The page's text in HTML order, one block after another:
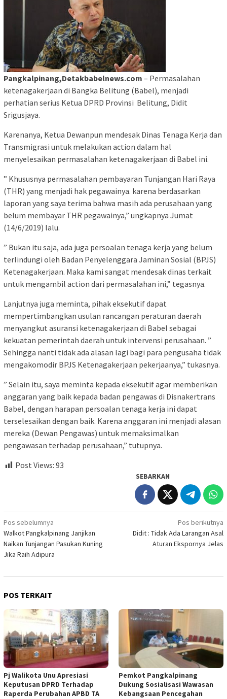
Pangkalpinang,Detakbabelnews.com – Permasalahan
ketenagakerjaan di Bangka Belitung (Babel), menjadi
perhatian serius Ketua DPRD Provinsi Belitung, Didit
Srigusjaya.
Karenanya, Ketua Dewanpun mendesak Dinas Tenaga Kerja dan
Transmigrasi untuk melakukan action dalam hal
menyelesaikan permasalahan ketenagakerjaan di Babel ini.
” Khususnya permasalahan pembayaran Tunjangan Hari Raya
(THR) yang menjadi hak pegawainya. karena berdasarkan
laporan yang saya terima bahwa masih ada perusahaan yang
belum membayar THR pegawainya,” ungkapnya Jumat
(14/6/2019) lalu.
” Bukan itu saja, ada juga persoalan tenaga kerja yang belum
terlindungi oleh Badan Penyelenggara Jaminan Sosial (BPJS)
Ketenagakerjaan. Maka kami sangat mendesak dinas terkait
untuk mengambil action dari permasalahan ini,” tegasnya.
Lanjutnya juga meminta, pihak eksekutif dapat
mempertimbangkan usulan rancangan peraturan daerah
menyangkut asuransi ketenagakerjaan di Babel sebagai
kekuatan pemerintah daerah untuk intervensi perusahaan. ”
Sehingga nanti tidak ada alasan lagi bagi para pengusaha tidak
mengakomodir BPJS Ketenagakerjaan pekerjaanya,” tukasnya.
” Selain itu, saya meminta kepada eksekutif agar memberikan
anggaran yang baik kepada badan pengawas di Disnakertrans
Babel, dengan harapan persoalan tenaga kerja ini dapat
terselesaikan dengan baik. Karena anggaran ini menjadi alasan
mereka (Dewan Pengawas) untuk memaksimalkan
pengawasan terhadap perusahaan,” tutupnya.
Post Views: 93
SEBARKAN
Navigasi
pos
Pos sebelumnya
Walkot Pangkalpinang Janjikan
Naikan Tunjangan Pasukan Kuning
Jika Raih Adipura
Pos berikutnya
Didit : Tidak Ada Larangan Asal
Aturan Ekspornya Jelas
POS TERKAIT
Pj Walikota Unu Apresiasi
Keputusan DPRD Terhadap
Raperda Perubahan APBD TA
Pemkot Pangkalpinang
Dukung Sosialisasi Wawasan
Kebangsaan Pencegahan